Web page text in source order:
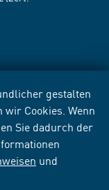
gestalten
Cookies. Wenn
Sie dadurch der
und